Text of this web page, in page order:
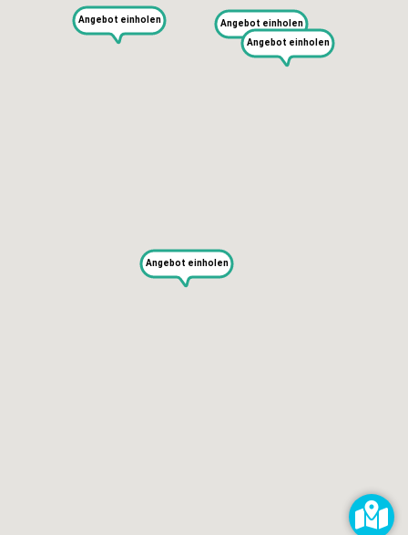
Angebot einholen
Angebot einholen
Angebot einholen
Angebot einholen
Über uns
Recht auf Reparatur